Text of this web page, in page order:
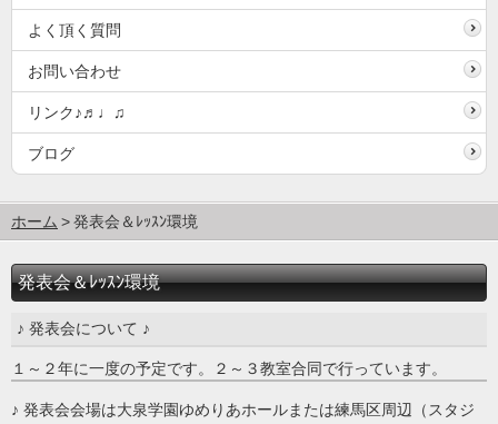
よく頂く質問
お問い合わせ
リンク♪♬♩♫
ブログ
ホーム 発表会＆ﾚｯｽﾝ環境
発表会＆ﾚｯｽﾝ環境
♪ 発表会について ♪
１～２年に一度の予定です。２～３教室合同で行っています。
♪ 発表会会場は大泉学園ゆめりあホールまたは練馬区周辺（スタジ